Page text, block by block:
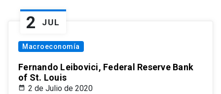
2 JUL
Macroeconomía
Fernando Leibovici, Federal Reserve Bank
of St. Louis
2 de Julio de 2020